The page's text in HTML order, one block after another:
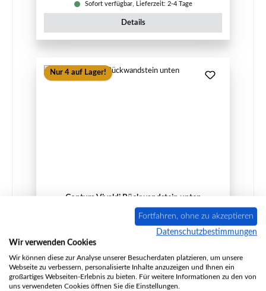
Sofort verfügbar, Lieferzeit: 2-4 Tage
Details
Nur 4 auf Lager!
Contura Vivaldi Rückwandstein unten
01009019
Hersteller:Contura
Fortfahren, ohne zu akzeptieren
Datenschutzbestimmungen
Wir verwenden Cookies
Wir können diese zur Analyse unserer Besucherdaten platzieren, um unsere
Webseite zu verbessern, personalisierte Inhalte anzuzeigen und Ihnen ein
großartiges Webseiten-Erlebnis zu bieten. Für weitere Informationen zu den von
uns verwendeten Cookies öffnen Sie die Einstellungen.